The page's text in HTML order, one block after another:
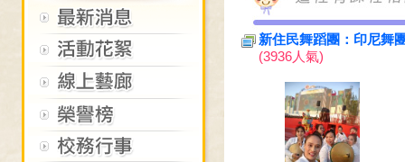
新住民舞蹈團：印尼舞
(3936人氣)